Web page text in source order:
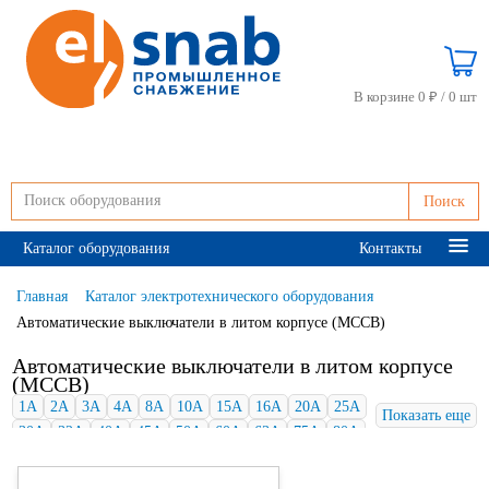
Поиск
В корзине 0 ₽ / 0 шт
Каталог оборудования Контакты
Главная
Каталог электротехнического оборудования
Автоматические выключатели в литом корпусе (MCCB)
Автоматические выключатели в литом корпусе
(MCCB)
Показать еще
1А 2А 3А 4А 8А 10А 15А 16А 20А
25А
30А
32А 40А 45А 50А 60А 63А 75А
80А